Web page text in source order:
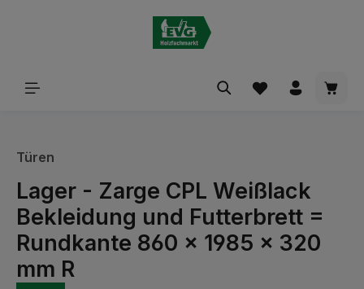
Türen
Lager - Zarge CPL Weißlack
Bekleidung und Futterbrett =
Rundkante 860 x 1985 x 320
mm R